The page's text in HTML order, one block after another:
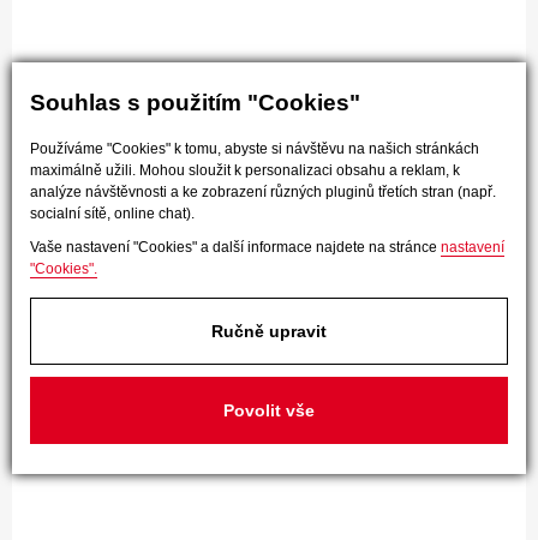
Souhlas s použitím "Cookies"
Používáme "Cookies" k tomu, abyste si návštěvu na našich stránkách
maximálně užili. Mohou sloužit k personalizaci obsahu a reklam, k
analýze návštěvnosti a ke zobrazení různých pluginů třetích stran (např.
socialní sítě, online chat).
Vaše nastavení "Cookies" a další informace najdete na stránce nastavení
"Cookies".
Ručně upravit
Povolit vše